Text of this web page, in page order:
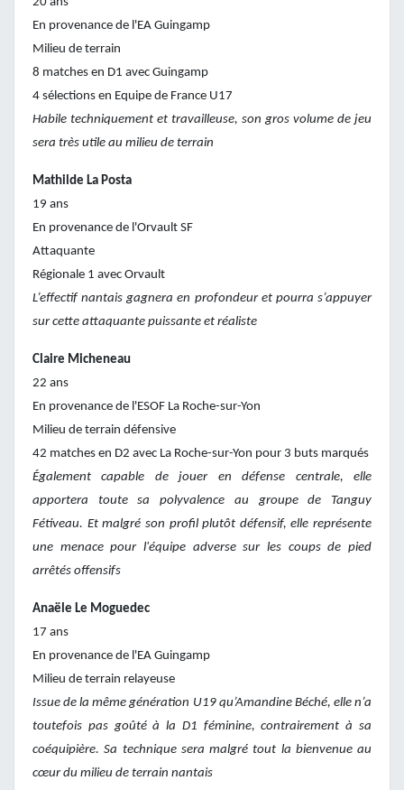
En provenance de l'EA Guingamp
Milieu de terrain
8 matches en D1 avec Guingamp
4 sélections en Equipe de France U17
Habile techniquement et travailleuse, son gros volume de jeu
sera très utile au milieu de terrain
Mathilde La Posta
19 ans
En provenance de l'Orvault SF
Attaquante
Régionale 1 avec Orvault
L’effectif nantais gagnera en profondeur et pourra s’appuyer
sur cette attaquante puissante et réaliste
Claire Micheneau
22 ans
En provenance de l'ESOF La Roche-sur-Yon
Milieu de terrain défensive
42 matches en D2 avec La Roche-sur-Yon pour 3 buts marqués
Également capable de jouer en défense centrale, elle
apportera toute sa polyvalence au groupe de Tanguy
Fétiveau. Et malgré son profil plutôt défensif, elle représente
une menace pour l'équipe adverse sur les coups de pied
arrêtés offensifs
Anaële Le Moguedec
17 ans
En provenance de l'EA Guingamp
Milieu de terrain relayeuse
Issue de la même génération U19 qu’Amandine Béché, elle n’a
toutefois pas goûté à la D1 féminine, contrairement à sa
coéquipière. Sa technique sera malgré tout la bienvenue au
cœur du milieu de terrain nantais